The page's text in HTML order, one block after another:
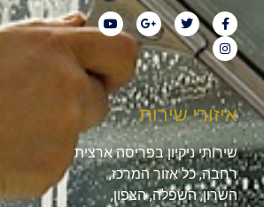
איזורי שירות
שירותי ניקיון בפריסה ארצית
רחבה, כל אזור המרכז,
השרון, השפלה, הצפון,